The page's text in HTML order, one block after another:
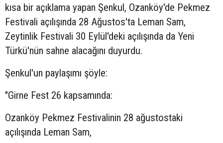
kısa bir açıklama yapan Şenkul, Ozanköy'de Pekmez
Festivali açılışında 28 Ağustos'ta Leman Sam,
Zeytinlik Festivali 30 Eylül'deki açılışında da Yeni
Türkü'nün sahne alacağını duyurdu.
Şenkul'un paylaşımı şöyle:
"Girne Fest 26 kapsamında:
Ozanköy Pekmez Festivalinin 28 ağustostaki
açılışında Leman Sam,